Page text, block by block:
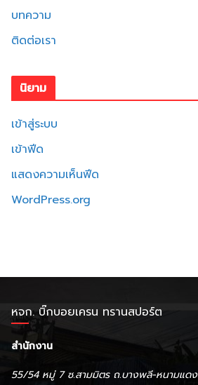
บทความ
ติดต่อเรา
นิยาม
เข้าสู่ระบบ
เข้าฟีด
แสดงความเห็นฟีด
WordPress.org
หจก. บิ๊กบอยเครน ทรานสปอร์ต
สำนักงาน
55/54 หมู่ 7 ซ.สามมิตร ถ.บางพลี-หนามแด